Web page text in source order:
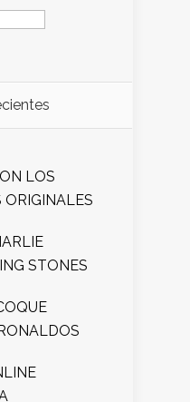
LOS
ORIGINALES
STONES